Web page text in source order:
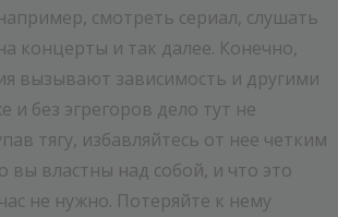
смотреть сериал, слушать
концерты и так далее. Конечно,
вызывают зависимость и другими
и без эгрегоров дело тут не
тягу, избавляйтесь от нее четким
вы властны над собой, и что это
не нужно. Потеряйте к нему